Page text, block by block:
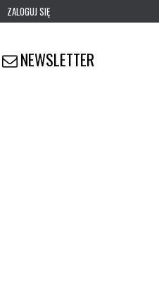
ZALOGUJ SIĘ
0,00
NEWSLETTER